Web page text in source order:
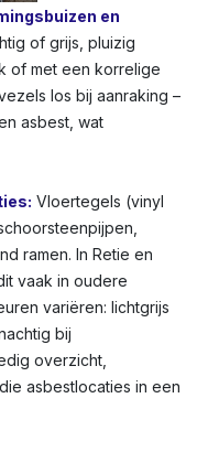
en
of grijs, pluizig
of met een korrelige
los bij aanraking –
asbest, wat
Vloertegels (vinyl
ramen. In Retie en